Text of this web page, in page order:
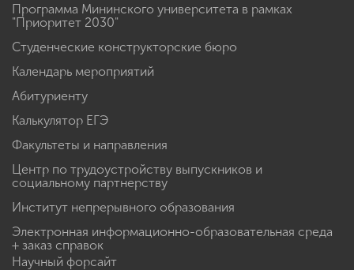
Программа Мининского университета в рамках
"Приоритет 2030"
Студенческие конструкторские бюро
Календарь мероприятий
Абитуриенту
Калькулятор ЕГЭ
Факультеты и направления
Центр по трудоустройству выпускников и
социальному партнерству
Институт непрерывного образования
Электронная информационно-образовательная среда
+ заказ справок
Научный форсайт